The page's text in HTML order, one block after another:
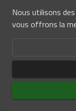
Les
Nous utilisons
vous offrons la